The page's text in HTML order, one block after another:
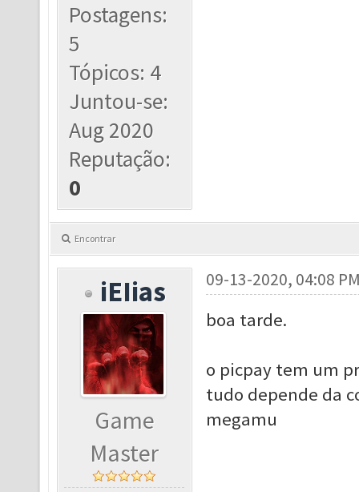
Postagens:
5
Tópicos: 4
Juntou-se:
Aug 2020
Reputação:
0
Encontrar
iEIias
Game
Master
09-13-2020, 04:08
boa tarde.
o picpay tem um
tudo depende da
megamu